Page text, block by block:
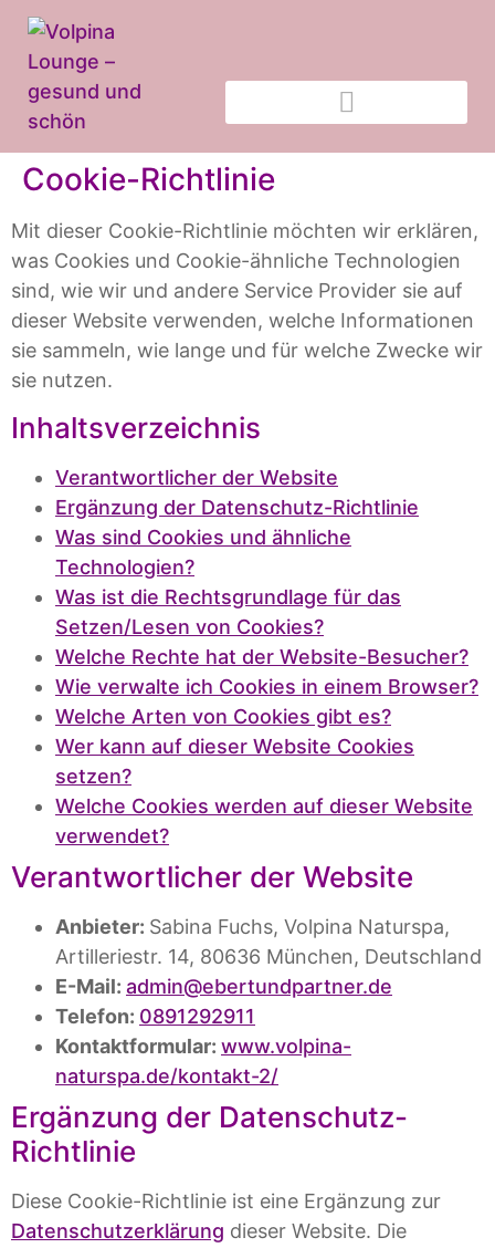
Cookie-Richtlinie
Mit dieser Cookie-Richtlinie möchten wir erklären,
was Cookies und Cookie-ähnliche Technologien
sind, wie wir und andere Service Provider sie auf
dieser Website verwenden, welche Informationen
sie sammeln, wie lange und für welche Zwecke wir
sie nutzen.
Inhaltsverzeichnis
Verantwortlicher der Website
Ergänzung der Datenschutz-Richtlinie
Was sind Cookies und ähnliche
Technologien?
Was ist die Rechtsgrundlage für das
Setzen/Lesen von Cookies?
Welche Rechte hat der Website-Besucher?
Wie verwalte ich Cookies in einem Browser?
Welche Arten von Cookies gibt es?
Wer kann auf dieser Website Cookies
setzen?
Welche Cookies werden auf dieser Website
verwendet?
Verantwortlicher der Website
Anbieter: Sabina Fuchs, Volpina Naturspa,
Artilleriestr. 14, 80636 München, Deutschland
E-Mail: admin@ebertundpartner.de
Telefon: 0891292911
Kontaktformular: www.volpina-
naturspa.de/kontakt-2/
Ergänzung der Datenschutz-
Richtlinie
Diese Cookie-Richtlinie ist eine Ergänzung zur
Datenschutzerklärung dieser Website. Die